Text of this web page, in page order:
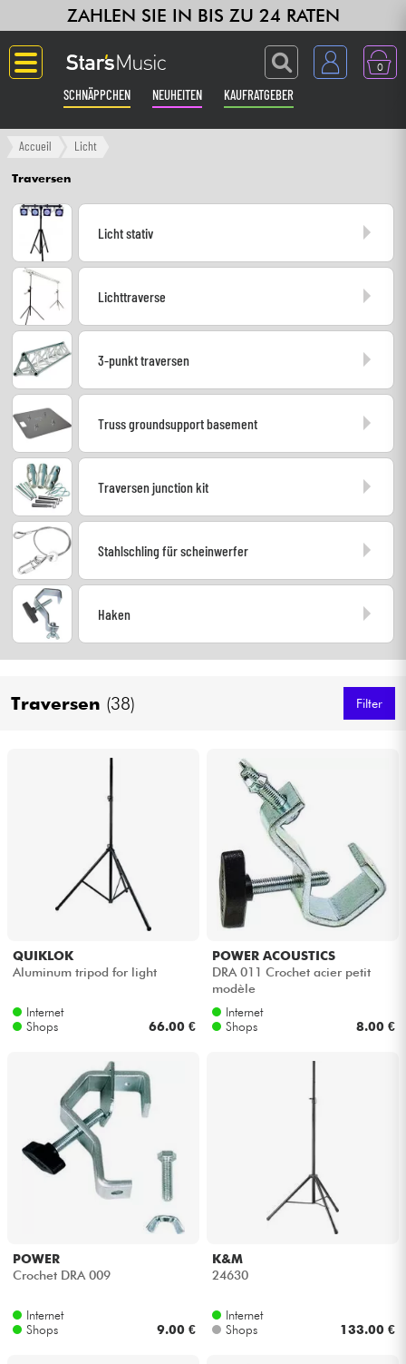
ZAHLEN SIE IN BIS ZU 24 RATEN
0
SCHNÄPPCHEN NEUHEITEN KAUFRATGEBER
Langue
Gitarre & Bass
Verstärker & Effekte
Synths & samplers
Kopfhörer
DJ
Drums
Blasinstrumente
Violinen & Quartett
Kabel & Zubehöre
Bundle
Sehen Sie sich unsere Marken an
Accueil Licht
Traversen
Licht stativ
Lichttraverse
3-punkt traversen
Truss groundsupport basement
Traversen junction kit
Stahlschling für scheinwerfer
Haken
Traversen (38) Filter
QUIKLOK
Aluminum tripod for light
Internet
Shops
66.00 €
POWER ACOUSTICS
DRA 011 Crochet acier petit
modèle
Internet
Shops
8.00 €
POWER
Crochet DRA 009
Internet
Shops
9.00 €
K&M
24630
Internet
Shops
133.00 €